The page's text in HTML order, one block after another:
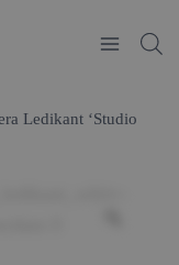
Ledikant ‘Studio